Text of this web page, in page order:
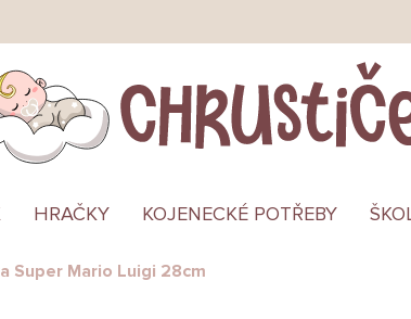
HRAČKY KOJENECKÉ POTŘEBY
Super Mario Luigi 28cm